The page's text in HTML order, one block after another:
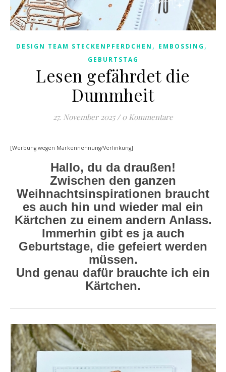
DESIGN TEAM STECKENPFERDCHEN , EMBOSSING ,
GEBURTSTAG
Lesen gefährdet die
Dummheit
27. November 2025 / 0 Kommentare
[Werbung wegen Markennennung/Verlinkung]
Hallo, du da draußen!
Zwischen den ganzen
Weihnachtsinspirationen braucht
es auch hin und wieder mal ein
Kärtchen zu einem andern Anlass.
Immerhin gibt es ja auch
Geburtstage, die gefeiert werden
müssen.
Und genau dafür brauchte ich ein
Kärtchen.